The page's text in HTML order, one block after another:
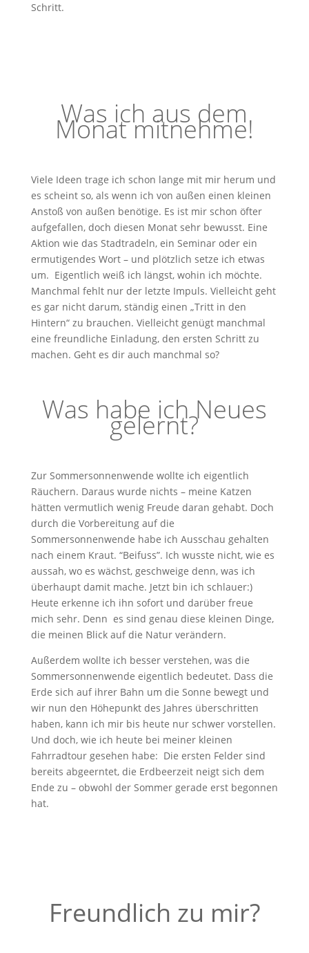
Schritt.
Was ich aus dem
Monat mitnehme!
Viele Ideen trage ich schon lange mit mir herum und
es scheint so, als wenn ich von außen einen kleinen
Anstoß von außen benötige. Es ist mir schon öfter
aufgefallen, doch diesen Monat sehr bewusst. Eine
Aktion wie das Stadtradeln, ein Seminar oder ein
ermutigendes Wort – und plötzlich setze ich etwas
um. Eigentlich weiß ich längst, wohin ich möchte.
Manchmal fehlt nur der letzte Impuls. Vielleicht geht
es gar nicht darum, ständig einen „Tritt in den
Hintern“ zu brauchen. Vielleicht genügt manchmal
eine freundliche Einladung, den ersten Schritt zu
machen. Geht es dir auch manchmal so?
Was habe ich Neues
gelernt?
Zur Sommersonnenwende wollte ich eigentlich
Räuchern. Daraus wurde nichts – meine Katzen
hätten vermutlich wenig Freude daran gehabt. Doch
durch die Vorbereitung auf die
Sommersonnenwende habe ich Ausschau gehalten
nach einem Kraut. “Beifuss”. Ich wusste nicht, wie es
aussah, wo es wächst, geschweige denn, was ich
überhaupt damit mache. Jetzt bin ich schlauer:)
Heute erkenne ich ihn sofort und darüber freue
mich sehr. Denn es sind genau diese kleinen Dinge,
die meinen Blick auf die Natur verändern.
Außerdem wollte ich besser verstehen, was die
Sommersonnenwende eigentlich bedeutet. Dass die
Erde sich auf ihrer Bahn um die Sonne bewegt und
wir nun den Höhepunkt des Jahres überschritten
haben, kann ich mir bis heute nur schwer vorstellen.
Und doch, wie ich heute bei meiner kleinen
Fahrradtour gesehen habe: Die ersten Felder sind
bereits abgeerntet, die Erdbeerzeit neigt sich dem
Ende zu – obwohl der Sommer gerade erst begonnen
hat.
Freundlich zu mir?